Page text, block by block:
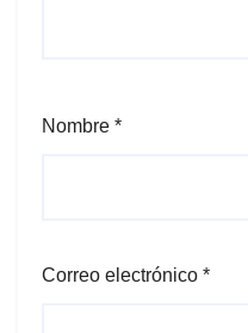
Nombre *
Correo electrónico *